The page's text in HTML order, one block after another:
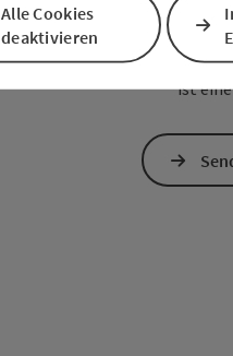
Zum
ist
Alle Cookies
deaktivieren